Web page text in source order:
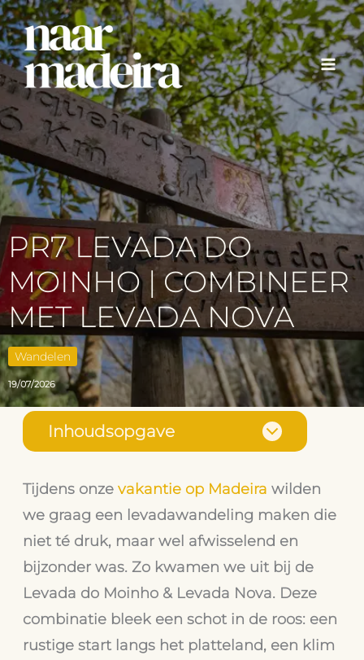
Ga
naar
de
inhoud
PR7 LEVADA DO
MOINHO | COMBINEER
MET LEVADA NOVA
Wandelen
19/07/2026
Inhoudsopgave
Tijdens onzevakantie op Madeira wilden
we graag een levadawandeling maken die
niet té druk, maar wel afwisselend en
bijzonder was. Zo kwamen we uit bij de
Levada do Moinho & Levada Nova. Deze
combinatie bleek een schot in de roos: een
rustige start langs het platteland, een klim